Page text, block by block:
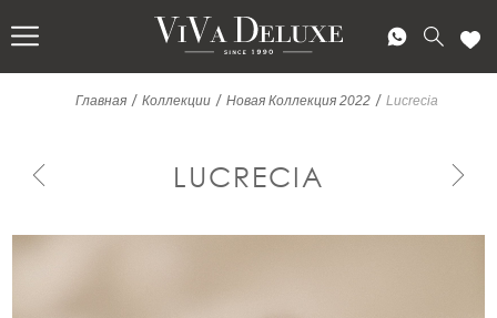
Главная / Коллекции / Новая Коллекция 2022 / Lucrecia
LUCRECIA